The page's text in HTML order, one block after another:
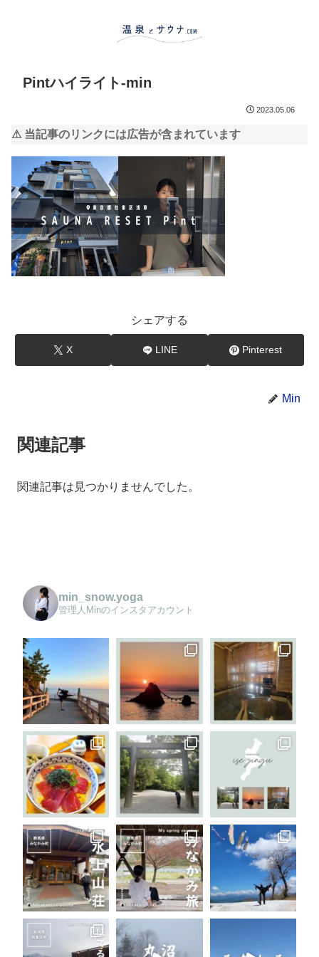
Pintハイライト-min
2023.05.06
⚠ 当記事のリンクには広告が含まれています
シェアする
X LINE Pinterest
Min
関連記事
関連記事は見つかりませんでした。
min_snow.yoga
管理人Minのインスタアカウント